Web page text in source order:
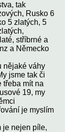
tak
Rusko 6
5 zlatých, 5
stříbrné a
a Německo
nějaké váhy
jsme tak či
třeba mít na
19, my
je myslím
je nejen píle,